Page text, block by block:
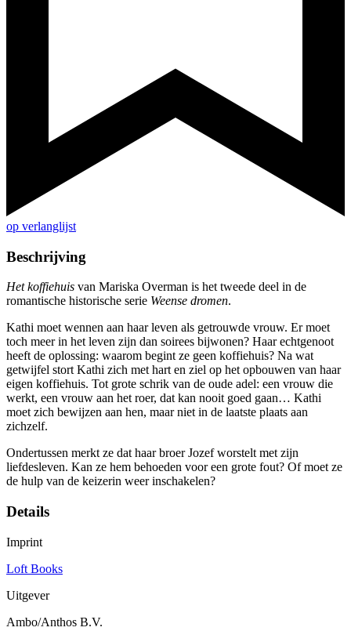
op verlanglijst
Beschrijving
Het koffiehuis van Mariska Overman is het tweede deel in de
romantische historische serie Weense dromen.
Kathi moet wennen aan haar leven als getrouwde vrouw. Er moet
toch meer in het leven zijn dan soirees bijwonen? Haar echtgenoot
heeft de oplossing: waarom begint ze geen koffiehuis? Na wat
getwijfel stort Kathi zich met hart en ziel op het opbouwen van haar
eigen koffiehuis. Tot grote schrik van de oude adel: een vrouw die
werkt, een vrouw aan het roer, dat kan nooit goed gaan… Kathi
moet zich bewijzen aan hen, maar niet in de laatste plaats aan
zichzelf.
Ondertussen merkt ze dat haar broer Jozef worstelt met zijn
liefdesleven. Kan ze hem behoeden voor een grote fout? Of moet ze
de hulp van de keizerin weer inschakelen?
Details
Imprint
Loft Books
Uitgever
Ambo/Anthos B.V.